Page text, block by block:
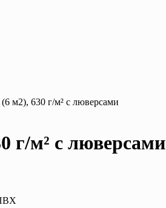
м2), 630 г/м² с люверсами
г/м² с люверсами